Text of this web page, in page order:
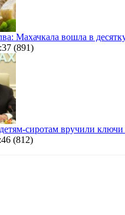
Махачкала вошла в
(891)
сиротам вручили
(812)